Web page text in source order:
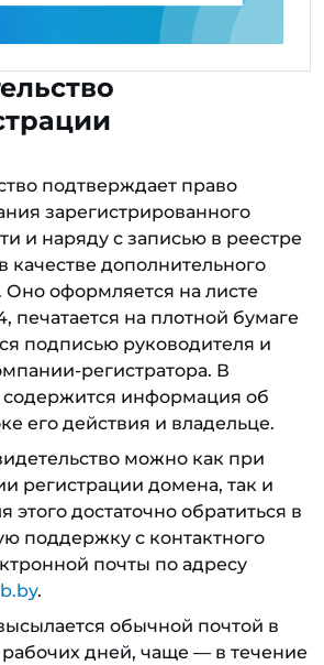
подтверждает право
зарегистрированного
и наряду с записью в реестре
качестве дополнительного
Оно оформляется на листе
печатается на плотной бумаге
подписью руководителя и
регистратора. В
содержится информация об
его действия и владельце.
можно как при
регистрации домена, так и
этого достаточно обратиться в
поддержку с контактного
почты по адресу
.
обычной почтой в
рабочих дней, чаще — в течение